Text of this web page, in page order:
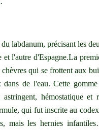
labdanum, précisant les
et l'autre d'Espagne.La
chèvres qui se frottent aux
de l'eau. Cette
astringent, hémostatique
qui fut inscrite au
mais les hernies